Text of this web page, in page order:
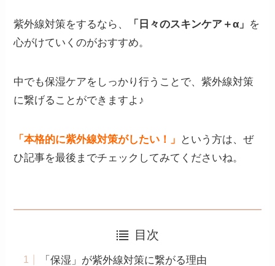
紫外線対策をするなら、 「日々のスキンケア＋α」 を
心がけていくのがおすすめ。
中でも保湿ケアをしっかり行うことで、紫外線対策
に繋げることができますよ♪
「本格的に紫外線対策がしたい！」
という方は、ぜ
ひ記事を最後までチェックしてみてくださいね。
目次
「保湿」が紫外線対策に繋がる理由